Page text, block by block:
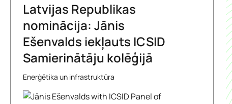
Latvijas Republikas
nominācija: Jānis
Ešenvalds iekļauts ICSID
Samierinātāju kolēģijā
Enerģētika un infrastruktūra